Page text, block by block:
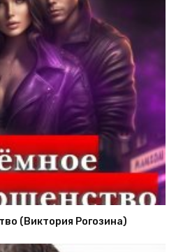
(Виктория Рогозина)